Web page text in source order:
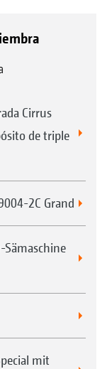
Cirrus
de triple
2C Grand
Sämaschine
mit